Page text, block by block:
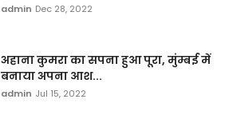
admin Dec 28, 2022
अहाना कुमरा का सपना हुआ पूरा, मुंम्बई में
बनाया अपना आश...
admin Jul 15, 2022